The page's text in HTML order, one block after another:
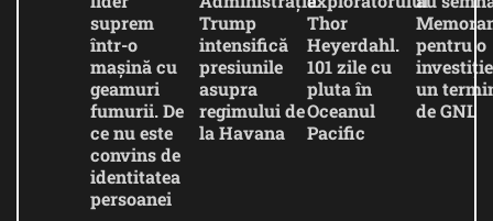
suprem
într-o
mașină cu
geamuri
fumurii. De
ce nu este
convins de
identitatea
persoanei
Trump
intensifică
presiunile
asupra
regimului de
la Havana
Thor
Heyerdahl.
101 zile cu
pluta în
Oceanul
Pacific
pentru o
un
de GNL